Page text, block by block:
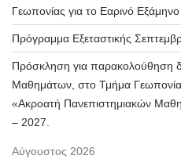
Γεωπονίας για το Εαρινό
Πρόγραμμα Εξεταστικής
Πρόσκληση για παρακολούθηση
Μαθημάτων, στο Τμήμα
«Ακροατή Πανεπιστημιακών
– 2027.
Αύγουστος 2026